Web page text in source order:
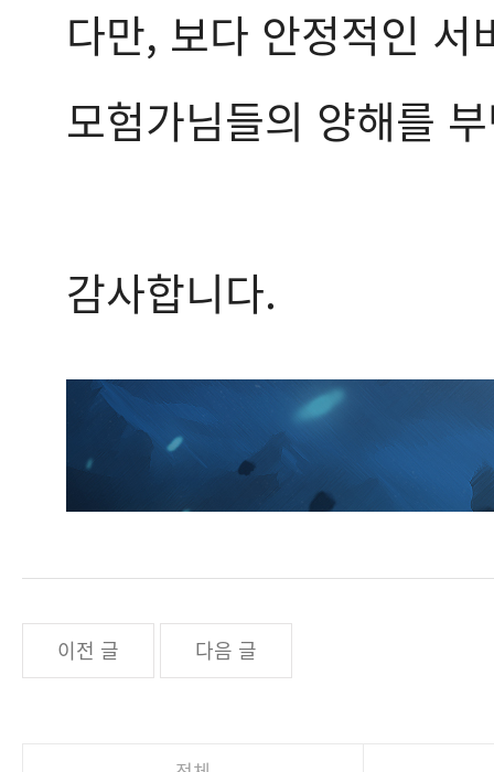
다만, 보다 안정적인
모험가님들의 양해를
감사합니다.
이전 글 다음 글